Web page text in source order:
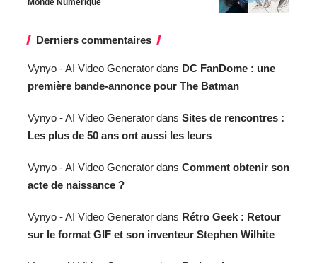
Monde Numérique
Derniers commentaires
Vynyo - AI Video Generator dans DC FanDome : une
première bande-annonce pour The Batman
Vynyo - AI Video Generator dans Sites de rencontres :
Les plus de 50 ans ont aussi les leurs
Vynyo - AI Video Generator dans Comment obtenir son
acte de naissance ?
Vynyo - AI Video Generator dans Rétro Geek : Retour
sur le format GIF et son inventeur Stephen Wilhite